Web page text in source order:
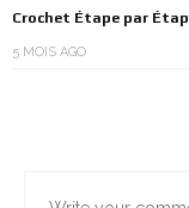
Crochet Étape par
5 MOIS AGO